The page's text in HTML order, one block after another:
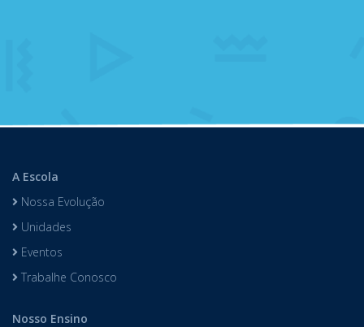
A Escola
Nossa Evolução
Unidades
Eventos
Trabalhe Conosco
Nosso Ensino